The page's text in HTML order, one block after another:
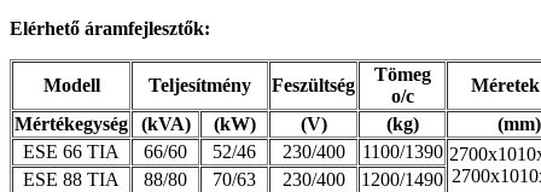
Elérhető áramfejlesztők:
Modell Teljesítmény Feszültség
Tömeg
o/c
Mértékegység
(kVA) (kW) (V) (kg)
(mm)
ESE 66 TIA
66/60 52/46 230/400 1100/1390
ESE 88 TIA 88/80 70/63 230/400
1200/1490